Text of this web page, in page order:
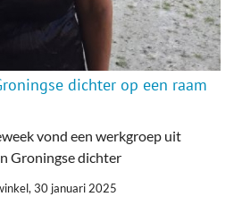
dichter op een raam
vond een werkgroep uit
Groningse dichter
30 januari 2025